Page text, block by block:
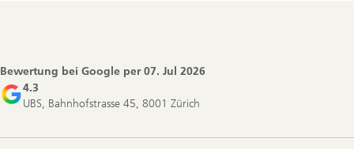
Bewertung bei Google per07. Jul 2026
4.3
UBS, Bahnhofstrasse 45, 8001 Zürich